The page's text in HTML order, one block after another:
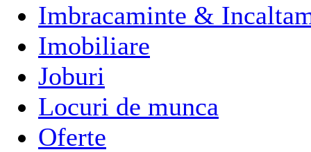
Imbracaminte &
Imobiliare
Joburi
Locuri de munca
Oferte